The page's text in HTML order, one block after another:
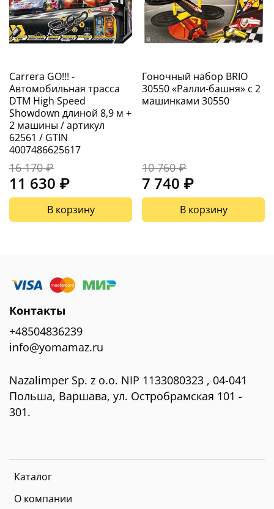
Carrera GO!!! -
Автомобильная трасса
DTM High Speed ​​
Showdown длиной 8,9 м +
2 машины / артикул
62561 / GTIN
4007486625617
16 170 ₽
11 630 ₽
В корзину
Гоночный набор BRIO
30550 «Ралли-башня» с 2
машинками 30550
10 760 ₽
7 740 ₽
В корзину
Каталог
О компании
Контакты
+48504836239
info@yomamaz.ru
Nazalimper Sp. z o.o. NIP 1133080323 , 04-041
Польша, Варшава, ул. Остробрамская 101 -
301.